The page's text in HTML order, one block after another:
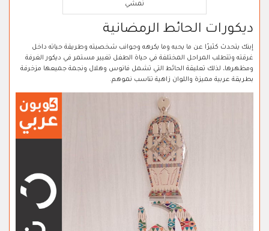
نمشي
ديكورات الحائط الرمضانية
إبنك يتحدث كثيرًا عن ما يحبه وما يكرهه وجوانب شخصيته وطريقة حياته داخل
غرقته وتتطلب المراحل المختلفة في حياة الطفل تغيير مستمر في ديكور الغرفة
ومظهرها، لذلك تعليقة الحائط التي تشمل فانوس وهلال ونجمة جميعها مزخرفة
بطريقة عربية مميزة واللوان زاهية تناسب نموهم.